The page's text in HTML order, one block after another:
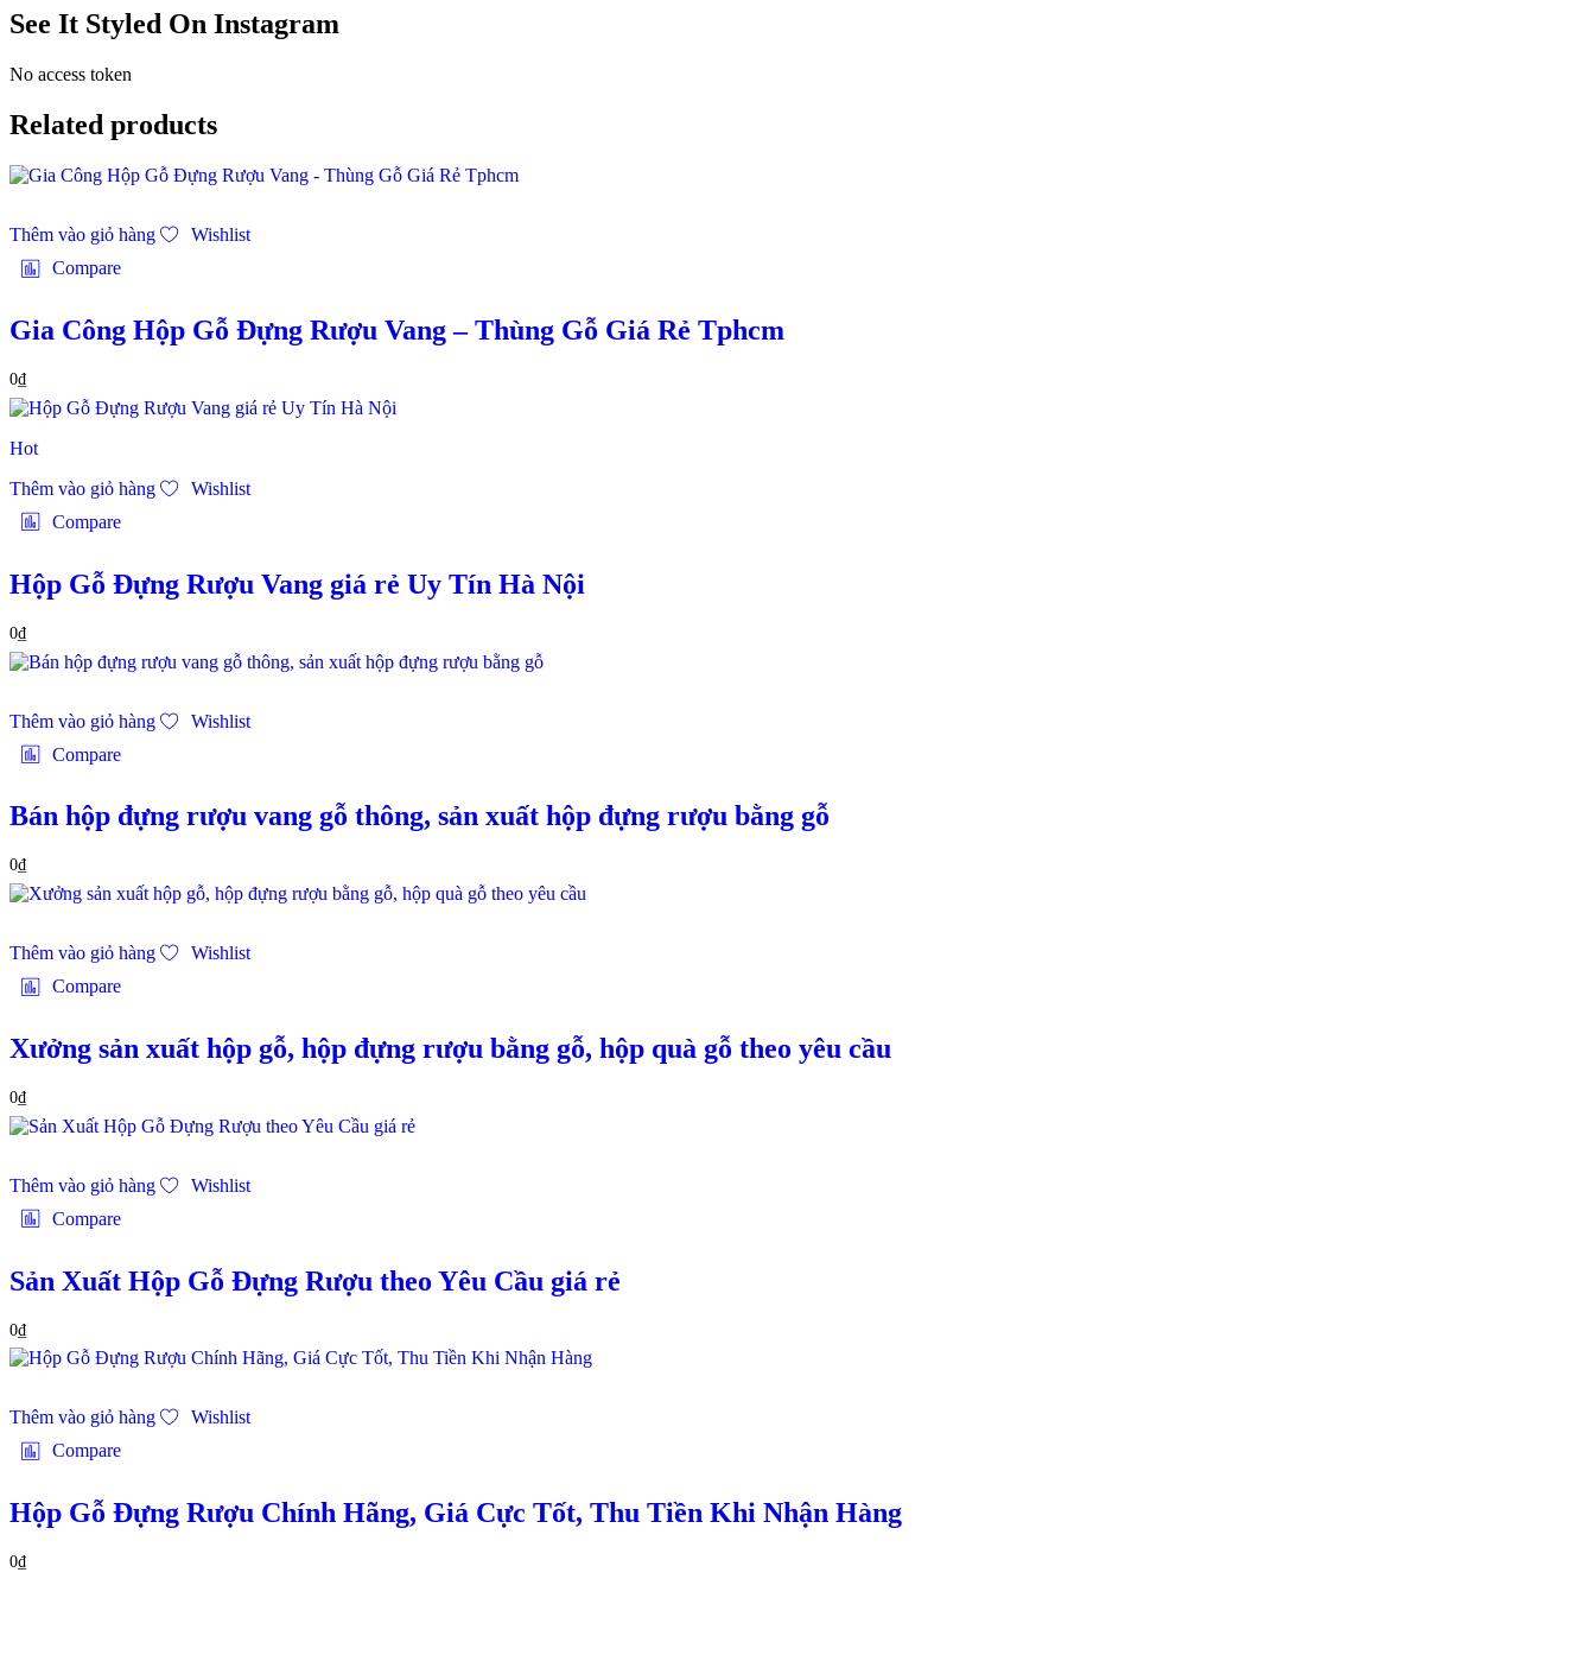
See It Styled On Instagram
No access token
Related products
Thêm vào giỏ hàng
Wishlist
Compare
Gia Công Hộp Gỗ Đựng Rượu Vang – Thùng Gỗ Giá Rẻ Tphcm
0₫
Hot
Thêm vào giỏ hàng
Wishlist
Compare
Hộp Gỗ Đựng Rượu Vang giá rẻ Uy Tín Hà Nội
0₫
Thêm vào giỏ hàng
Wishlist
Compare
Bán hộp đựng rượu vang gỗ thông, sản xuất hộp đựng rượu bằng gỗ
0₫
Thêm vào giỏ hàng
Wishlist
Compare
Xưởng sản xuất hộp gỗ, hộp đựng rượu bằng gỗ, hộp quà gỗ theo yêu cầu
0₫
Thêm vào giỏ hàng
Wishlist
Compare
Sản Xuất Hộp Gỗ Đựng Rượu theo Yêu Cầu giá rẻ
0₫
Thêm vào giỏ hàng
Wishlist
Compare
Hộp Gỗ Đựng Rượu Chính Hãng, Giá Cực Tốt, Thu Tiền Khi Nhận Hàng
0₫